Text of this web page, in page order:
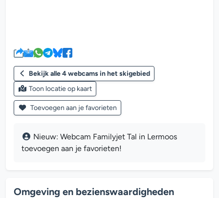
Bekijk alle 4 webcams in het skigebied
Toon locatie op kaart
Toevoegen aan je favorieten
Nieuw: Webcam Familyjet Tal in Lermoos
toevoegen aan je favorieten!
Omgeving en bezienswaardigheden